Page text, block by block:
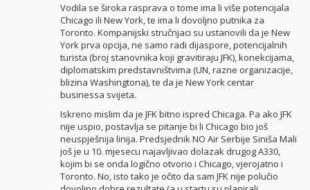
Vodila se široka rasprava o tome ima li više potencijala
Chicago ili New York, te ima li dovoljno putnika za
Toronto. Kompanijski stručnjaci su ustanovili da je New
York prva opcija, ne samo radi dijaspore, potencijalnih
turista (broj stanovnika koji gravitiraju JFK), konekcijama,
diplomatskim predstavništvima (UN, razne organizacije,
blizina Washingtona), te da je New York centar
businessa svijeta.
Iskreno mislim da je JFK bitno ispred Chicaga. Pa ako JFK
nije uspio, postavlja se pitanje bi li Chicago bio još
neuspješnija linija. Predsjednik NO Air Serbije Siniša Mali
još je u 10. mjesecu najavljivao dolazak drugog A330,
kojim bi se onda logično otvorio i Chicago, vjerojatno i
Toronto. No, isto tako je očito da sam JFK nije polučio